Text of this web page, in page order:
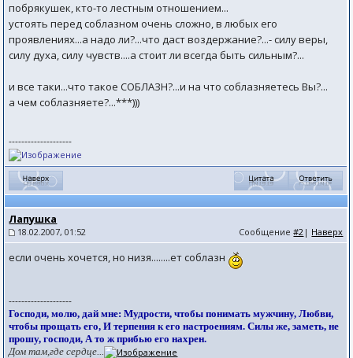
побрякушек, кто-то лестным отношением...
устоять перед соблазном очень сложно, в любых его
проявлениях...а надо ли?...что даст воздержание?...- силу веры,
силу духа, силу чувств....а стоит ли всегда быть сильным?...
и все таки...что такое СОБЛАЗН?...и на что соблазняетесь Вы?...
а чем соблазняете?...***)))
--------------------
Лапушка
18.02.2007, 01:52 Сообщение#2 | Наверх
если очень хочется, но низя........ет соблазн
--------------------
Господи, молю, дай мне: Мудрости, чтобы понимать мужчину, Любви,
чтобы прощать его, И терпения к его настроениям. Силы же, заметь, не
прошу, господи, А то ж прибью его нахрен.
Дом там,где сердце...